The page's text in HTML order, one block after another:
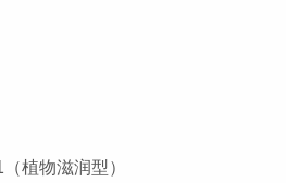
植物滋润型）